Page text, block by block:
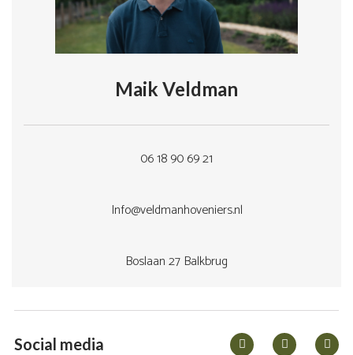
Maik Veldman
06 18 90 69 21
Info@veldmanhoveniers.nl
Boslaan 27 Balkbrug
Social media